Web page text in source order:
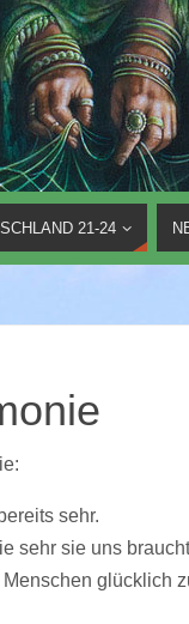
21-24
sehr.
sehr sie uns
glücklich